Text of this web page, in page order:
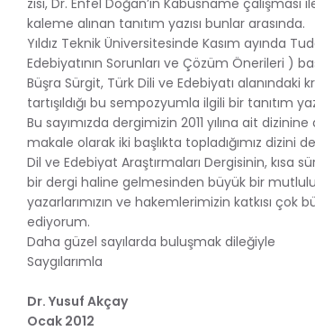
kaleme alınan tanıtım yazısı bunlar arasında.
Yıldız Teknik Üniversitesinde Kasım ayında
Edebiyatının Sorunları ve Çözüm Önerileri )
Büşra Sürgit, Türk Dili ve Edebiyatı alanındaki
tartışıldığı bu sempozyumla ilgili bir tanıtım
Bu sayımızda dergimizin 2011 yılına ait
makale olarak iki başlıkta topladığımız dizini
Dil ve Edebiyat Araştırmaları Dergisinin, kısa
bir dergi haline gelmesinden büyük bir
yazarlarımızın ve hakemlerimizin katkısı çok
ediyorum.
Daha güzel sayılarda buluşmak dileğiyle
Saygılarımla
Dr. Yusuf Akçay
Ocak 2012